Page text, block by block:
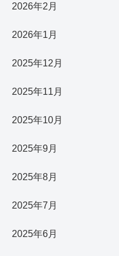
2026年2月
2026年1月
2025年12月
2025年11月
2025年10月
2025年9月
2025年8月
2025年7月
2025年6月